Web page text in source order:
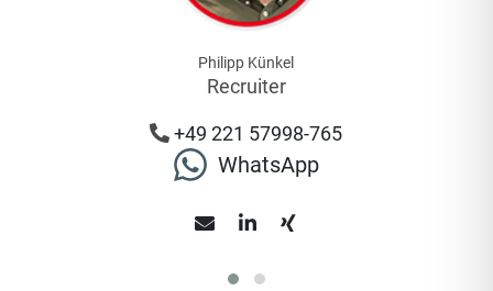
Philipp Künkel
Recruiter
+49 221 57998-765
WhatsApp